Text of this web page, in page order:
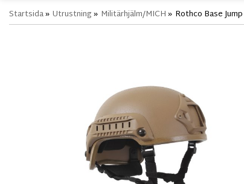
Startsida» Utrustning» Militärhjälm/MICH» Rothco Base